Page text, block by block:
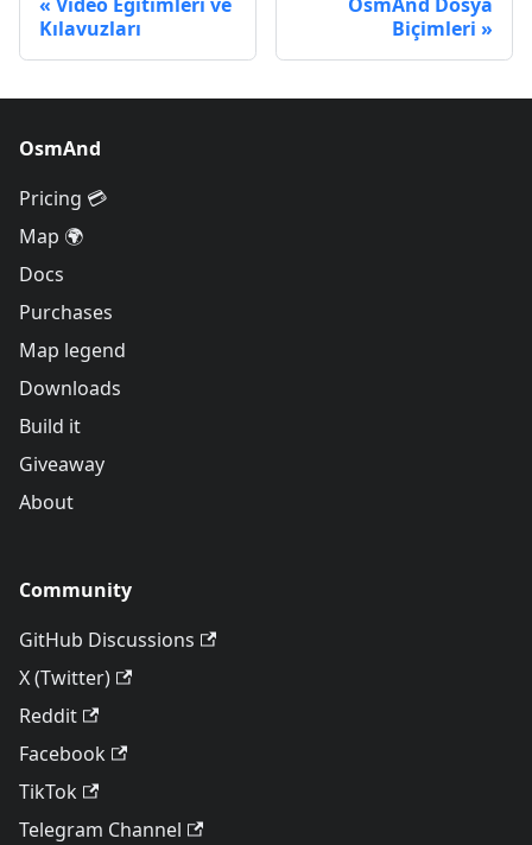
Kılavuzları
Biçimleri
OsmAnd
Pricing 💳
Map 🌍
Docs
Purchases
Map legend
Downloads
Build it
Giveaway
About
Community
GitHub Discussions
X (Twitter)
Reddit
Facebook
TikTok
Telegram Channel